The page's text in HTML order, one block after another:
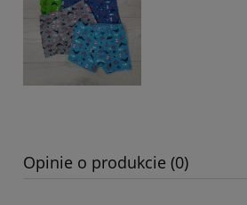
Opinie o produkcie (0)